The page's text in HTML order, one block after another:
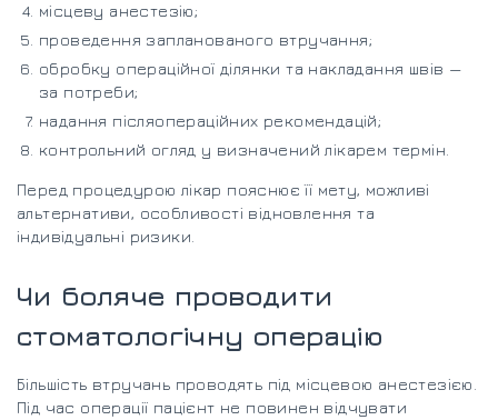
місцеву анестезію;
проведення запланованого втручання;
обробку операційної ділянки та накладання швів —
за потреби;
надання післяопераційних рекомендацій;
контрольний огляд у визначений лікарем термін.
Перед процедурою лікар пояснює її мету, можливі
альтернативи, особливості відновлення та
індивідуальні ризики.
Чи боляче проводити
стоматологічну операцію
Більшість втручань проводять під місцевою анестезією.
Під час операції пацієнт не повинен відчувати